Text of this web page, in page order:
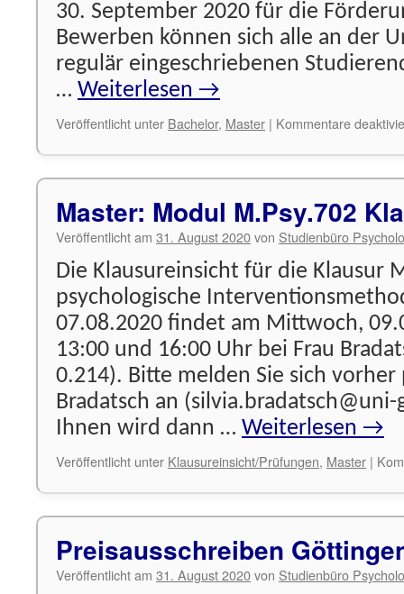
30. September 2020 für die
Bewerben können sich alle an der
regulär eingeschriebenen
… Weiterlesen →
Veröffentlicht unter Bachelor, Master | Kommentare
Master: Modul M.Psy.702
Veröffentlicht am 31. August 2020von Studienbüro
Die Klausureinsicht für die Klausur
psychologische
07.08.2020 findet am Mittwoch,
13:00 und 16:00 Uhr bei Frau
0.214). Bitte melden Sie sich vorher
Bradatsch an
Ihnen wird dann … Weiterlesen →
Veröffentlicht unter Klausureinsicht/Prüfungen, Master |
Preisausschreiben
Veröffentlicht am 31. August 2020von Studienbüro